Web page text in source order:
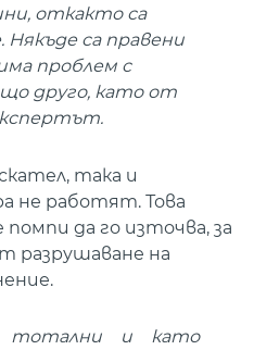
откакто са
са правени
проблем с
друго, като от
така и
не работят. Това
да го източва, за
разрушаване на
тотални и като